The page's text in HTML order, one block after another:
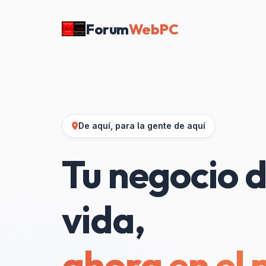
ForumWebPC
De aquí, para la gente de aquí
Tu negocio
vida,